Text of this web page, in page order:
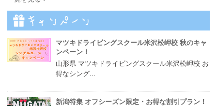
マツキドライビングスクール米沢松岬校 秋のキャ
ンペーン！
山形県 マツキドライビングスクール米沢松岬校 お
得なシング...
新潟特集 オフシーズン限定・お得な割引プラン！